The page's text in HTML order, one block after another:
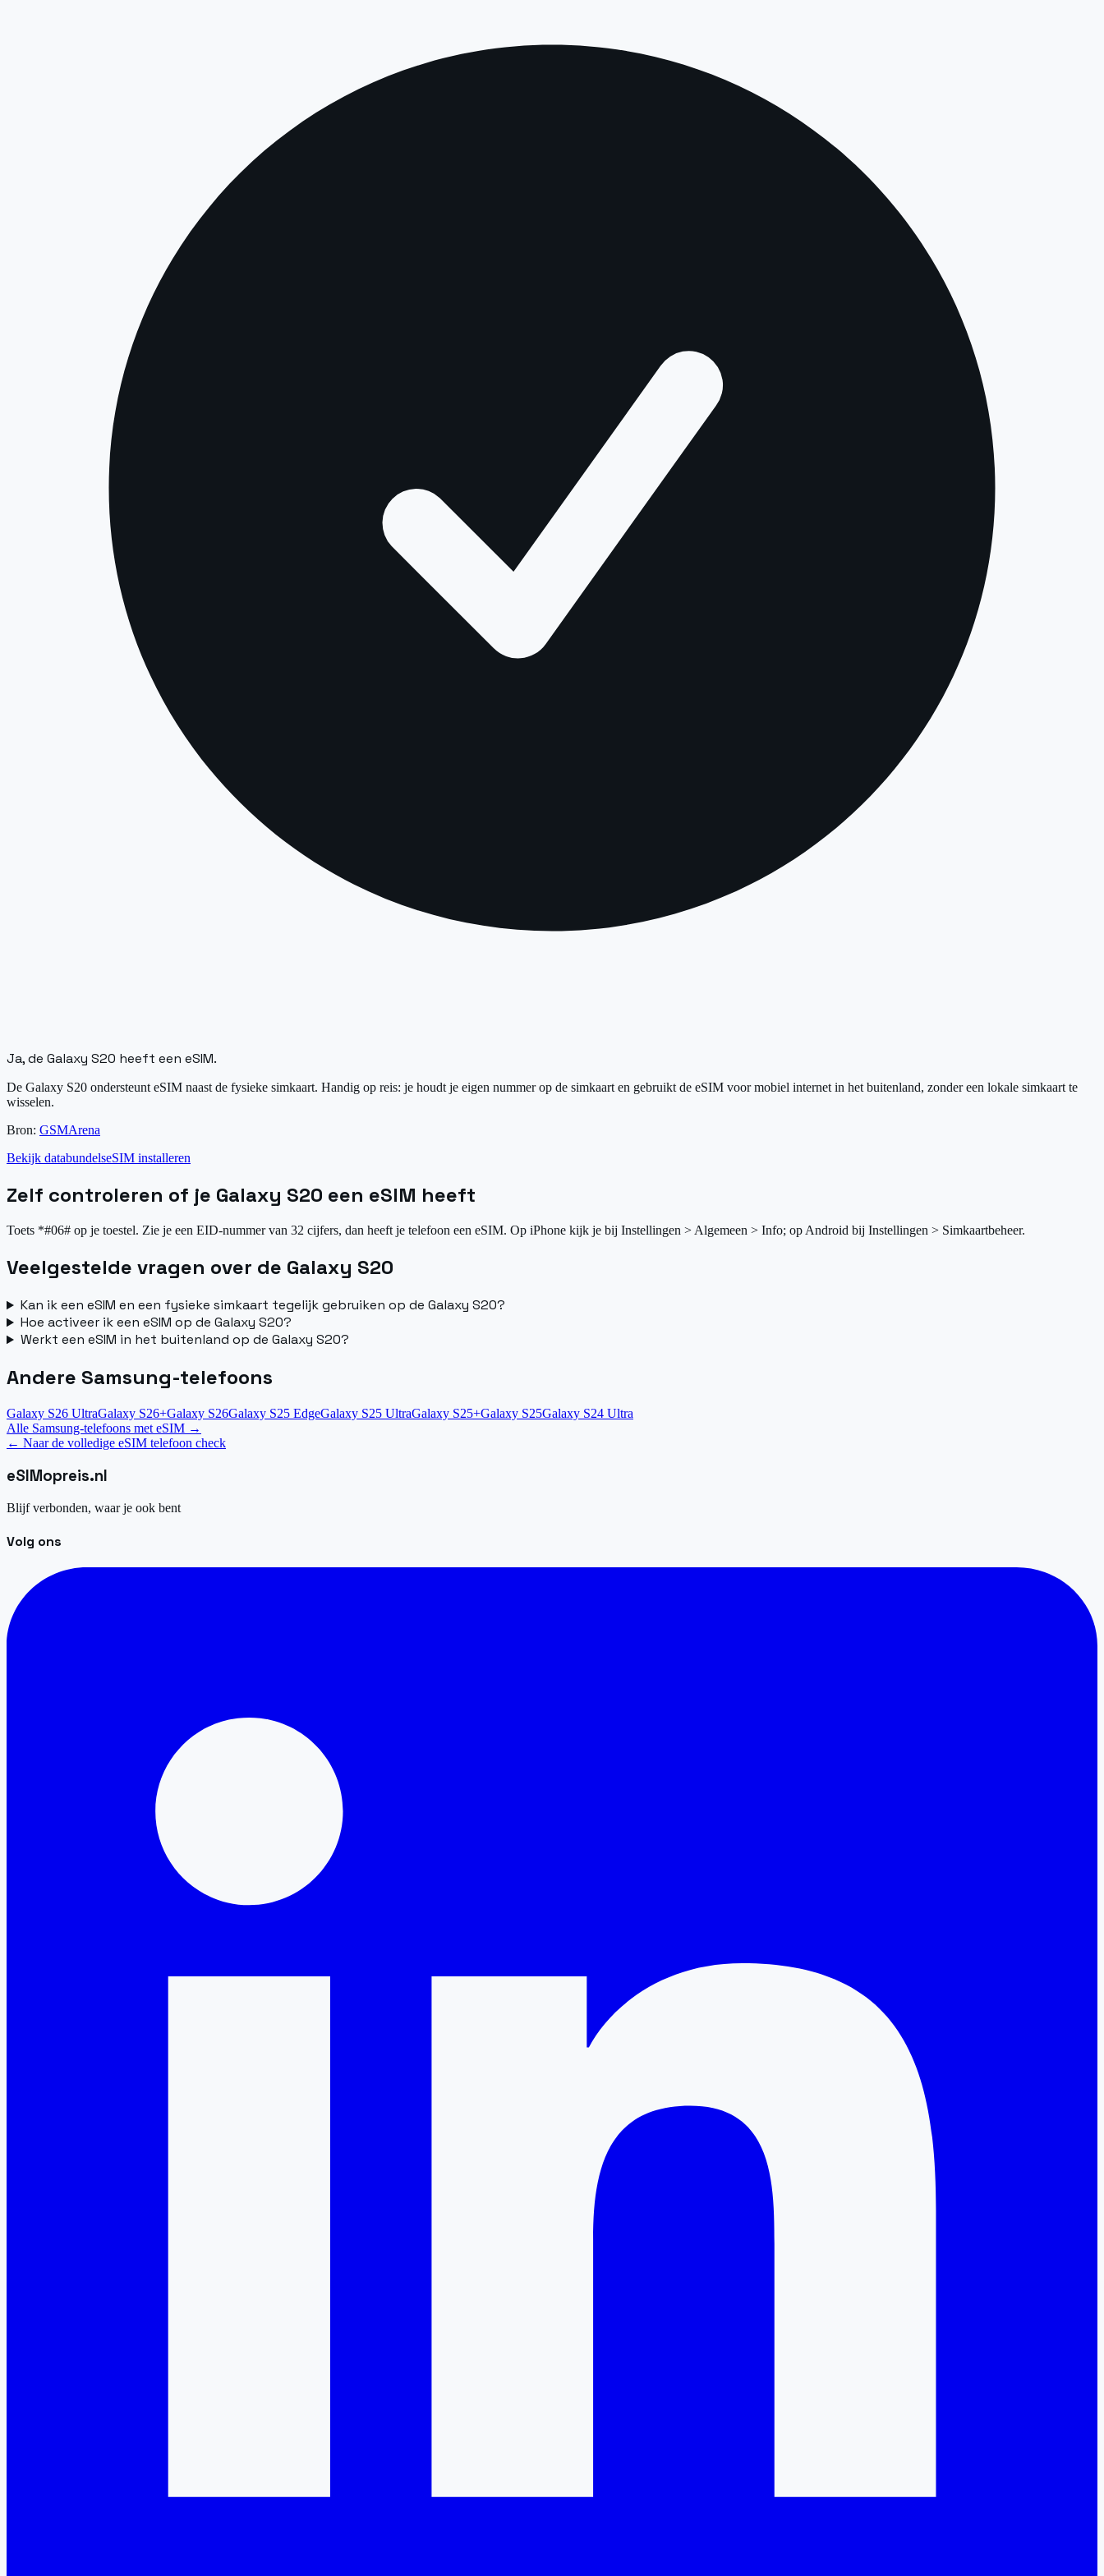
Ja, de Galaxy S20 heeft een eSIM.
De Galaxy S20 ondersteunt eSIM naast de fysieke simkaart. Handig op reis: je houdt je eigen nummer op de simkaart en gebruikt de eSIM voor mobiel internet in het buitenland, zonder een lokale simkaart te
wisselen.
Bron: GSMArena
Bekijk databundelseSIM installeren
Zelf controleren of je Galaxy S20 een eSIM heeft
Toets *#06# op je toestel. Zie je een EID-nummer van 32 cijfers, dan heeft je telefoon een eSIM. Op iPhone kijk je bij Instellingen > Algemeen > Info; op Android bij Instellingen > Simkaartbeheer.
Veelgestelde vragen over de Galaxy S20
Kan ik een eSIM en een fysieke simkaart tegelijk gebruiken op de Galaxy S20?
Hoe activeer ik een eSIM op de Galaxy S20?
Werkt een eSIM in het buitenland op de Galaxy S20?
Andere Samsung-telefoons
Galaxy S26 UltraGalaxy S26+Galaxy S26Galaxy S25 EdgeGalaxy S25 UltraGalaxy S25+Galaxy S25Galaxy S24 Ultra
Alle Samsung-telefoons met eSIM →
← Naar de volledige eSIM telefoon check
eSIMopreis.nl
Blijf verbonden, waar je ook bent
Volg ons